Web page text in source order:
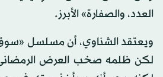
العدد، والصفارة» الأبرز.
ويعتقد الشناوي، أن مسلسل
لكن ظلمه صخب العرض